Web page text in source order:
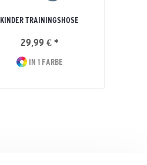
KINDER TRAININGSHOSE
29,99 € *
IN 1 FARBE